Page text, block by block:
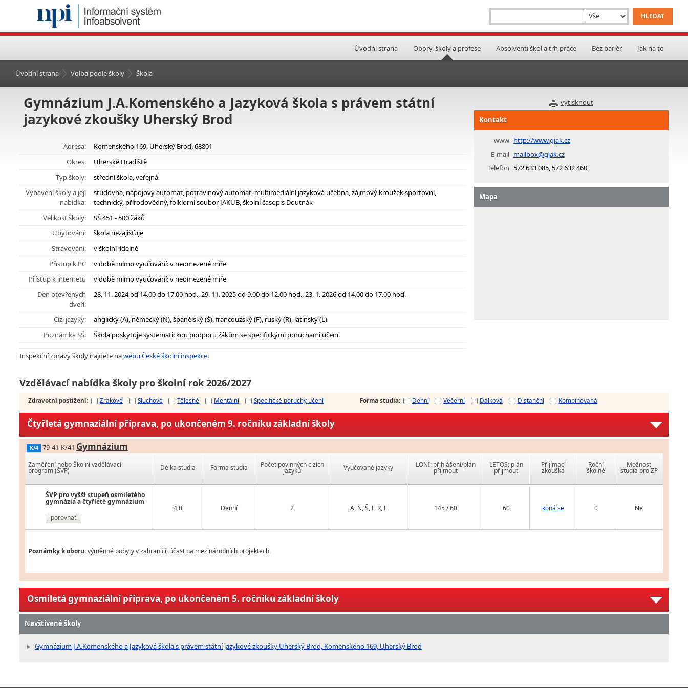
Úvodní strana Obory, školy a profese Absolventi škol a trh práce Bez bariér Jak na to
Úvodní strana Volba podle školy Škola
vytisknout
Gymnázium J.A.Komenského a Jazyková škola s právem státní
jazykové zkoušky Uherský Brod
Adresa:
Komenského 169, Uherský Brod, 68801
Okres:
Uherské Hradiště
Typ školy:
střední škola, veřejná
Vybavení školy a její
nabídka:
studovna, nápojový automat, potravinový automat, multimediální jazyková učebna, zájmový kroužek sportovní,
technický, přírodovědný, folklorní soubor JAKUB, školní časopis Doutnák
Velikost školy:
SŠ 451 - 500 žáků
Ubytování:
škola nezajišťuje
Stravování:
v školní jídelně
Přístup k PC
v době mimo vyučování: v neomezené míře
Přístup k internetu
v době mimo vyučování: v neomezené míře
Den otevřených
dveří:
28. 11. 2024 od 14.00 do 17.00 hod., 29. 11. 2025 od 9.00 do 12.00 hod., 23. 1. 2026 od 14.00 do 17.00 hod.
Cizí jazyky:
anglický (A), německý (N), španělský (Š), francouzský (F), ruský (R), latinský (L)
Poznámka SŠ:
Škola poskytuje systematickou podporu žákům se specifickými poruchami učení.
Inspekční zprávy školy najdete nawebu České školní inspekce.
Kontakt
www http://www.gjak.cz
E-mail mailbox@gjak.cz
Telefon 572 633 085, 572 632 460
Mapa
Vzdělávací nabídka školy pro školní rok 2026/2027
Zdravotní postižení: Zrakové Sluchové Tělesné Mentální Specifické poruchy učení Forma studia: Denní Večerní Dálková Distanční Kombinovaná
Čtyřletá gymnaziální příprava, po ukončeném 9. ročníku základní školy
K/4 79-41-K/41 Gymnázium
Zaměření nebo Školní vzdělávací
program (ŠVP)
ŠVP pro vyšší stupeň osmiletého
gymnázia a čtyřleté gymnázium
porovnat
Délka studia Forma studia Počet povinných cizích
jazyků Vyučované jazyky
4,0 Denní 2 A, N, Š, F, R, L
LONI: přihlášení/plán
přijmout
LETOS: plán
přijmout
Přijímací
zkouška
Roční
školné
Možnost
studia pro ZP
145 / 60 60 koná se 0 Ne
Poznámky k oboru:výměnné pobyty v zahraničí, účast na mezinárodních projektech.
Osmiletá gymnaziální příprava, po ukončeném 5. ročníku základní školy
Navštívené školy
Gymnázium J.A.Komenského a Jazyková škola s právem státní jazykové zkoušky Uherský Brod, Komenského 169, Uherský Brod